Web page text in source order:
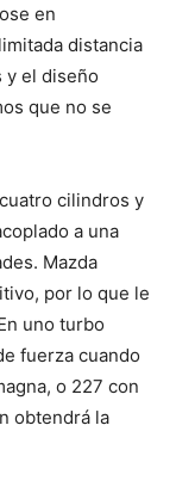
en
distancia
y el diseño
que no se
cilindros y
a una
Mazda
por lo que le
uno turbo
fuerza cuando
o 227 con
obtendrá la